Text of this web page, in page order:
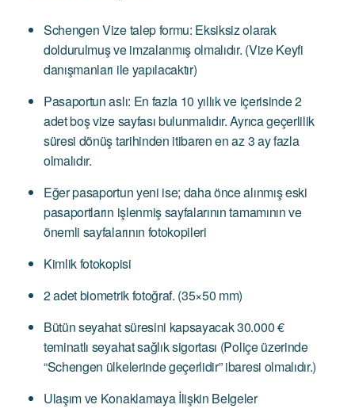
Schengen Vize talep formu: Eksiksiz olarak
doldurulmuş ve imzalanmış olmalıdır. (Vize Keyfi
danışmanları ile yapılacaktır)
Pasaportun aslı: En fazla 10 yıllık ve içerisinde 2
adet boş vize sayfası bulunmalıdır. Ayrıca geçerlilik
süresi dönüş tarihinden itibaren en az 3 ay fazla
olmalıdır.
Eğer pasaportun yeni ise; daha önce alınmış eski
pasaportların işlenmiş sayfalarının tamamının ve
önemli sayfalarının fotokopileri
Kimlik fotokopisi
2 adet biometrik fotoğraf. (35×50 mm)
Bütün seyahat süresini kapsayacak 30.000 €
teminatlı seyahat sağlık sigortası (Poliçe üzerinde
“Schengen ülkelerinde geçerlidir” ibaresi olmalıdır.)
Ulaşım ve Konaklamaya İlişkin Belgeler